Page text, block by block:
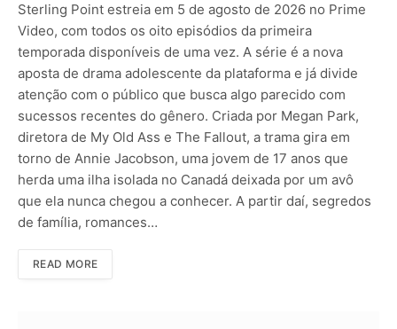
Sterling Point estreia em 5 de agosto de 2026 no Prime
Video, com todos os oito episódios da primeira
temporada disponíveis de uma vez. A série é a nova
aposta de drama adolescente da plataforma e já divide
atenção com o público que busca algo parecido com
sucessos recentes do gênero. Criada por Megan Park,
diretora de My Old Ass e The Fallout, a trama gira em
torno de Annie Jacobson, uma jovem de 17 anos que
herda uma ilha isolada no Canadá deixada por um avô
que ela nunca chegou a conhecer. A partir daí, segredos
de família, romances…
READ MORE